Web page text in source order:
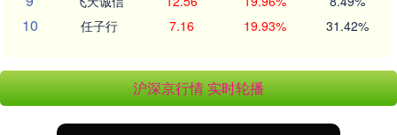
10 任子行 7.16 19.93% 31.42%
沪深京行情 实时轮播